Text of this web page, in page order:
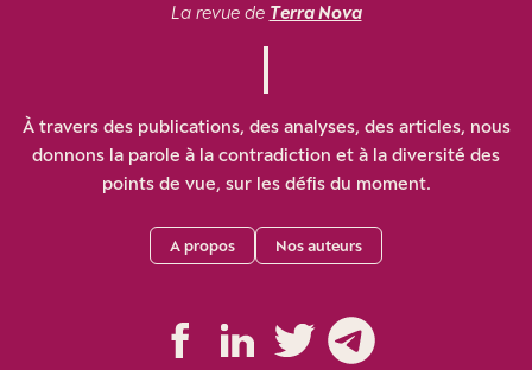
La revue de Terra Nova
À travers des publications, des analyses, des articles, nous
donnons la parole à la contradiction et à la diversité des
points de vue, sur les défis du moment.
A propos Nos auteurs